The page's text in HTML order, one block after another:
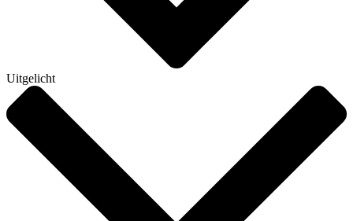
Uitgelicht